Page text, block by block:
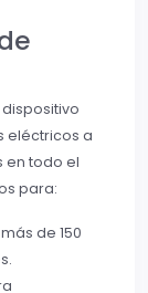
eléctricos a
en todo el
para:
de 150